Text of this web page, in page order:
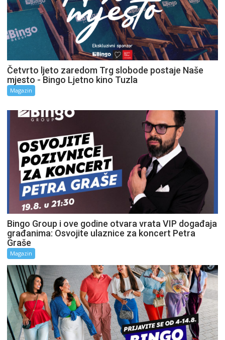
Četvrto ljeto zaredom Trg slobode postaje Naše
mjesto - Bingo Ljetno kino Tuzla
Magazin
Bingo Group i ove godine otvara vrata VIP događaja
građanima: Osvojite ulaznice za koncert Petra
Graše
Magazin